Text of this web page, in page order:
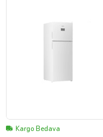
Kargo Bedava